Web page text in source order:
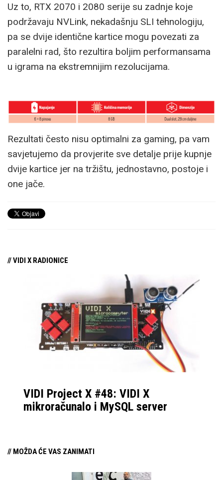
Uz to, RTX 2070 i 2080 serije su zadnje koje
podržavaju NVLink, nekadašnju SLI tehnologiju,
pa se dvije identične kartice mogu povezati za
paralelni rad, što rezultira boljim performansama
u igrama na ekstremnijim rezolucijama.
Rezultati često nisu optimalni za gaming, pa vam
savjetujemo da provjerite sve detalje prije kupnje
dvije kartice jer na tržištu, jednostavno, postoje i
one jače.
// VIDI X RADIONICE
VIDI Project X #48: VIDI X
mikroračunalo i MySQL server
// MOŽDA ĆE VAS ZANIMATI